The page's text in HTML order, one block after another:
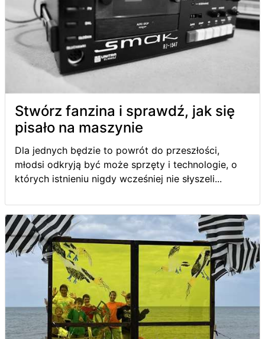
Stwórz fanzina i sprawdź, jak się
pisało na maszynie
Dla jednych będzie to powrót do przeszłości,
młodsi odkryją być może sprzęty i technologie, o
których istnieniu nigdy wcześniej nie słyszeli...